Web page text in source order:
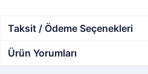
Taksit / Ödeme Seçenekleri
Ürün Yorumları